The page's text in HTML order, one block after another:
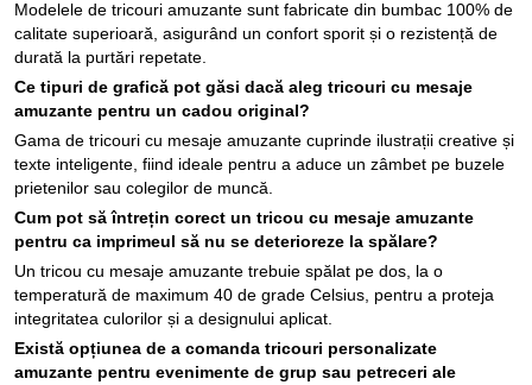
Modelele de tricouri amuzante sunt fabricate din bumbac 100% de
calitate superioară, asigurând un confort sporit și o rezistență de
durată la purtări repetate.
Ce tipuri de grafică pot găsi dacă aleg tricouri cu mesaje
amuzante pentru un cadou original?
Gama de tricouri cu mesaje amuzante cuprinde ilustrații creative și
texte inteligente, fiind ideale pentru a aduce un zâmbet pe buzele
prietenilor sau colegilor de muncă.
Cum pot să întrețin corect un tricou cu mesaje amuzante
pentru ca imprimeul să nu se deterioreze la spălare?
Un tricou cu mesaje amuzante trebuie spălat pe dos, la o
temperatură de maximum 40 de grade Celsius, pentru a proteja
integritatea culorilor și a designului aplicat.
Există opțiunea de a comanda tricouri personalizate
amuzante pentru evenimente de grup sau petreceri ale